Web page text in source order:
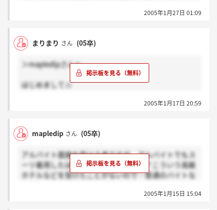
2005年1月27日 01:09
まりまり さん (05卒)
＞mapledipさんへ
はじめまして☆
した。
理由はただひとつ。ホテルの雰囲気を壊したくないか
就職活動をしていて決まらなくてじゃあ遠回りでもい
いからアルバイトからということだったので余計スー
もし採用されればスタッフとしてゲストにサービスす
2005年1月17日 20:59
mapledip さん (05卒)
アルバイト面接を受ける者ですが、アルバイトでもス
ーツ着用したほうがいいのでしょうか？こういう高級
ホテルなどを受けたことがないので…普通のバイトな
うなんでしょう？ちなみに私は留学中で一時帰国する
2005年1月15日 15:04